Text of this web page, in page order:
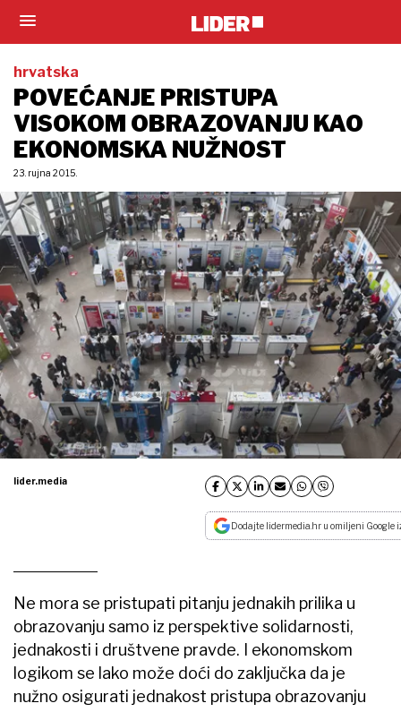
hrvatska
POVEĆANJE PRISTUPA
VISOKOM OBRAZOVANJU KAO
EKONOMSKA NUŽNOST
23. rujna 2015.
lider.media
Dodajte lidermedia.hr u omiljeni Google
Ne mora se pristupati pitanju jednakih prilika u
obrazovanju samo iz perspektive solidarnosti,
jednakosti i društvene pravde. I ekonomskom
logikom se lako može doći do zaključka da je
nužno osigurati jednakost pristupa obrazovanju